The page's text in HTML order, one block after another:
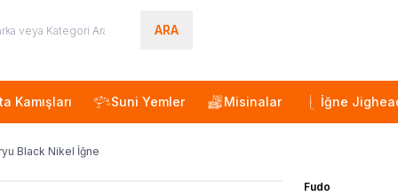
ARA
Kamışları Suni Yemler Misinalar İğne
Black Nikel İğne
Fudo